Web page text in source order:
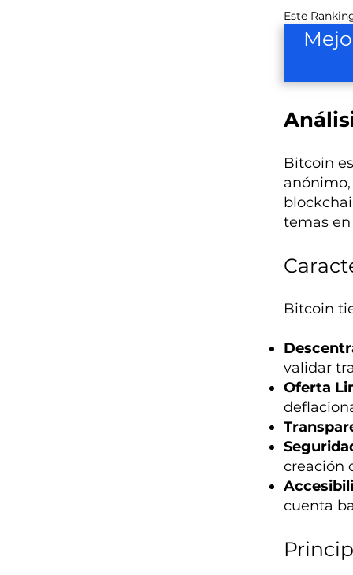
Este
Bitcoin
temas
Bitcoin
validar
Oferta
creación
cuenta